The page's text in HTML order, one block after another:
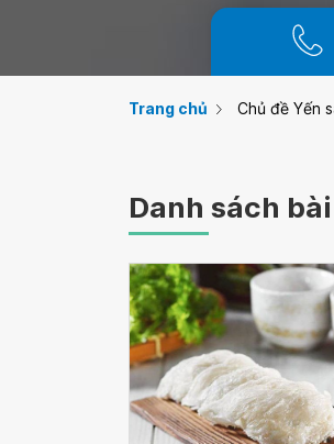
Trang chủ Chủ đề Yến
Danh sách